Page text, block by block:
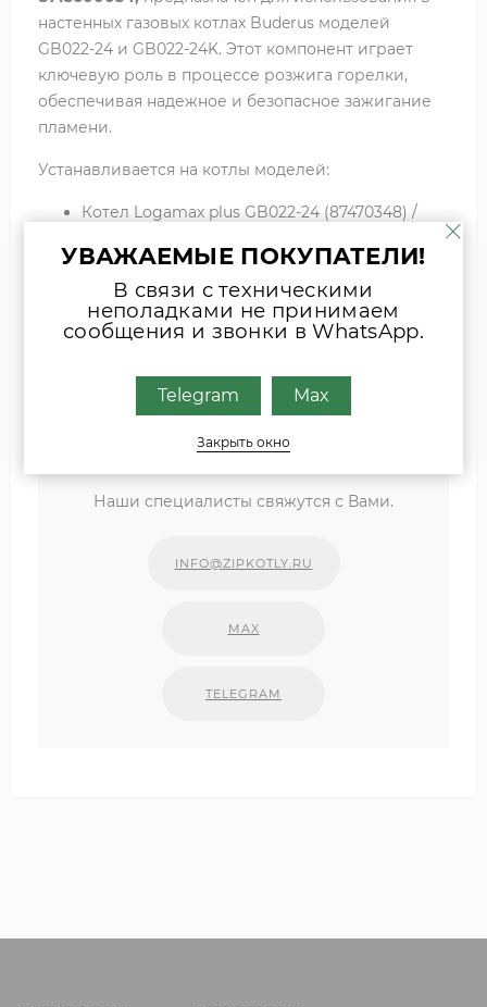
настенных газовых котлах Buderus моделей
GB022-24 и GB022-24K. Этот компонент играет
ключевую роль в процессе розжига горелки,
обеспечивая надежное и безопасное зажигание
пламени.
Устанавливается на котлы моделей:
Котел Logamax plus GB022-24 (87470348) /
Котел Logamax plus GB022-24K (87470346) /
Теплообменник
Если вы затрудняетесь с выбором
комплектующих, присылайте фото
шильда оборудования или запчасти
удобным для Вас способом
Наши специалисты свяжутся с Вами.
INFO@ZIPKOTLY.RU
MAX
TELEGRAM
УВАЖАЕМЫЕ ПОКУПАТЕЛИ!
В связи с техническими
неполадками не принимаем
сообщения и звонки в WhatsApp.
Telegram Max
Закрыть окно